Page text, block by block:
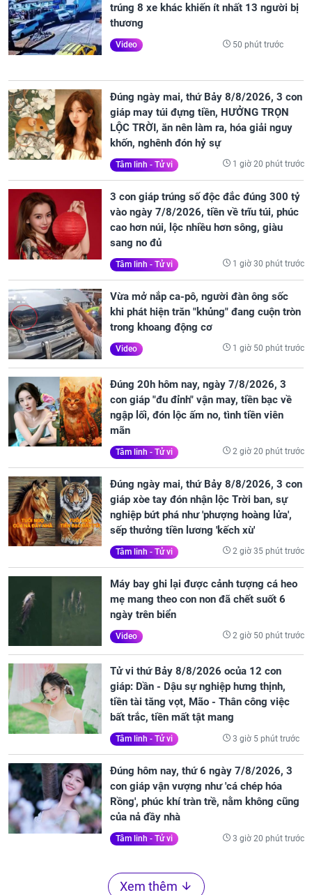
trúng 8 xe khác khiến ít nhất 13 người bị
thương
Video 50 phút trước
Đúng ngày mai, thứ Bảy 8/8/2026, 3 con
giáp may túi đựng tiền, HƯỞNG TRỌN
LỘC TRỜI, ăn nên làm ra, hóa giải nguy
khốn, nghênh đón hỷ sự
Tâm linh - Tử vi 1 giờ 20 phút trước
3 con giáp trúng số độc đắc đúng 300 tỷ
vào ngày 7/8/2026, tiền về trĩu túi, phúc
cao hơn núi, lộc nhiều hơn sông, giàu
sang no đủ
Tâm linh - Tử vi 1 giờ 30 phút trước
Vừa mở nắp ca-pô, người đàn ông sốc
khi phát hiện trăn "khủng" đang cuộn tròn
trong khoang động cơ
Video 1 giờ 50 phút trước
Đúng 20h hôm nay, ngày 7/8/2026, 3
con giáp "đu đỉnh" vận may, tiền bạc về
ngập lối, đón lộc ấm no, tình tiền viên
mãn
Tâm linh - Tử vi 2 giờ 20 phút trước
Đúng ngày mai, thứ Bảy 8/8/2026, 3 con
giáp xòe tay đón nhận lộc Trời ban, sự
nghiệp bứt phá như 'phượng hoàng lửa',
sếp thưởng tiền lương 'kếch xù'
Tâm linh - Tử vi 2 giờ 35 phút trước
Máy bay ghi lại được cảnh tượng cá heo
mẹ mang theo con non đã chết suốt 6
ngày trên biển
Video 2 giờ 50 phút trước
Tử vi thứ Bảy 8/8/2026 ocủa 12 con
giáp: Dần - Dậu sự nghiệp hưng thịnh,
tiền tài tăng vọt, Mão - Thân công việc
bất trắc, tiền mất tật mang
Tâm linh - Tử vi 3 giờ 5 phút trước
Đúng hôm nay, thứ 6 ngày 7/8/2026, 3
con giáp vận vượng như 'cá chép hóa
Rồng', phúc khí tràn trề, nằm không cũng
của nả đầy nhà
Tâm linh - Tử vi 3 giờ 20 phút trước
Xem thêm